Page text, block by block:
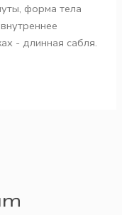
форма тела
- длинная сабля.